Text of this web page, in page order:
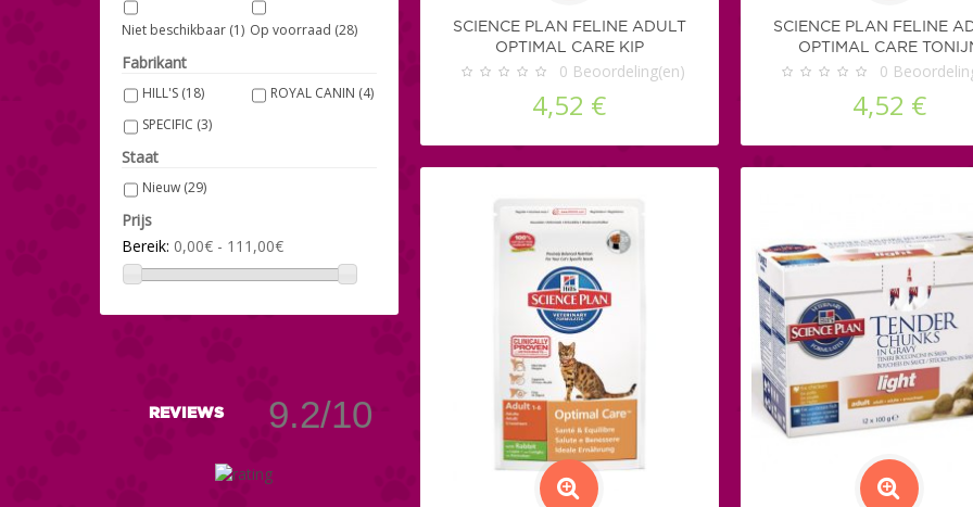
24 dozen à 85 g
Niet beschikbaar (1) Op voorraad (28)
Fabrikant
HILL'S (18) ROYAL CANIN (4)
SPECIFIC (3)
Staat
Nieuw (29)
Prijs
Bereik: 0,00€ - 111,00€
REVIEWS 9.2/10
SCIENCE PLAN FELINE ADULT
OPTIMAL CARE KIP
0 Beoordeling(en)
4,52 €
SCIENCE PLAN FELINE
OPTIMAL CARE
0
4,52 €